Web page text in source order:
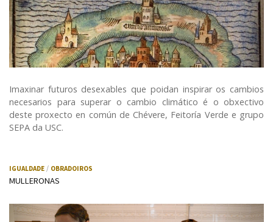
Imaxinar futuros desexables que poidan inspirar os cambios
necesarios para superar o cambio climático é o obxectivo
deste proxecto en común de Chévere, Feitoría Verde e grupo
SEPA da USC.
IGUALDADE OBRADOIROS
MULLERONAS